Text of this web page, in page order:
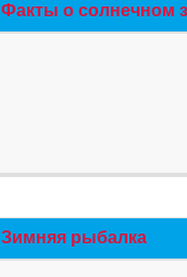
Факты о солнечном
Зимняя рыбалка